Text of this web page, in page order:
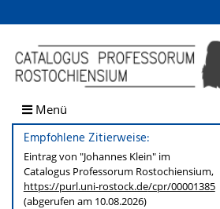
Klein, Johannes
direkt zum Inhalt
Menü
Empfohlene Zitierweise:
Eintrag von "Johannes Klein" im
Catalogus Professorum Rostochiensium,
https://purl.uni-rostock.de/cpr/00001385
(abgerufen am 10.08.2026)